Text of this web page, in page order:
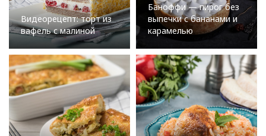
Видеорецепт: торт из
вафель с малиной
Баноффи — пирог без
выпечки с бананами и
карамелью